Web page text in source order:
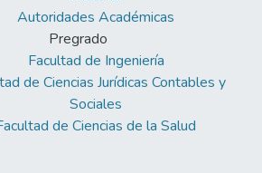
Autoridades Académicas
Pregrado
Facultad de Ingeniería
de Ciencias Jurídicas Contables y
Sociales
de Ciencias de la Salud